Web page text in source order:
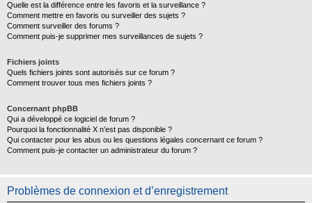
Quelle est la différence entre les favoris et la surveillance ?
Comment mettre en favoris ou surveiller des sujets ?
Comment surveiller des forums ?
Comment puis-je supprimer mes surveillances de sujets ?
Fichiers joints
Quels fichiers joints sont autorisés sur ce forum ?
Comment trouver tous mes fichiers joints ?
Concernant phpBB
Qui a développé ce logiciel de forum ?
Pourquoi la fonctionnalité X n’est pas disponible ?
Qui contacter pour les abus ou les questions légales concernant ce forum ?
Comment puis-je contacter un administrateur du forum ?
Problèmes de connexion et d’enregistrement